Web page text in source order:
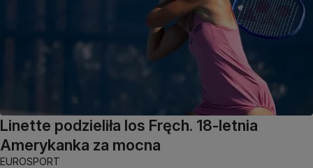
Linette podzieliła los Fręch. 18-letnia
Amerykanka za mocna
EUROSPORT